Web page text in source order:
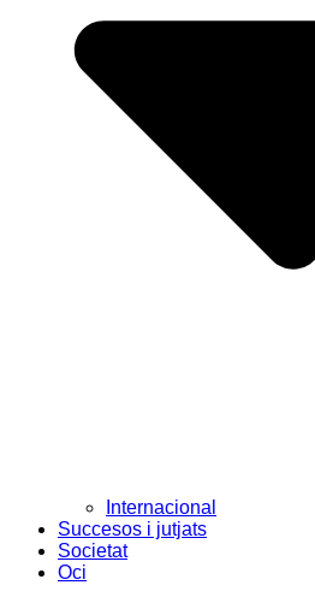
Internacional
Succesos i jutjats
Societat
Oci